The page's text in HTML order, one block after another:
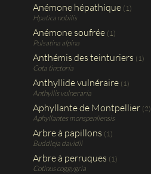
Anémone hépathique (1)
Hpatica nobilis
Anémone soufrée (1)
Pulsatina alpina
Anthémis des teinturiers (1)
Cota tinctoria
Anthyllide vulnéraire (1)
Anthyllis vulneraria
Aphyllante de Montpellier (2)
Aphyllantes monspenliensis
Arbre à papillons (1)
Buddleja davidii
Arbre à perruques (1)
Cotinus coggygria